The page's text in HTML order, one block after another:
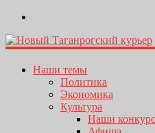
Наши темы
Политика
Экономика
Культура
Наши